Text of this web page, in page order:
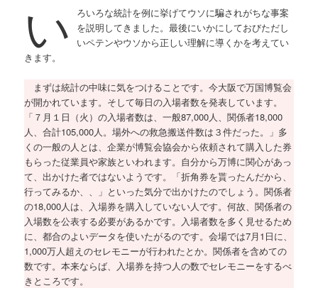
い
ろいろな統計を例に挙げてウソに騙されがちな事案
を説明してきました。最後にいかにしておびただし
いペテンやウソから正しい理解に導くかを考えてい
きます。
まずは統計の中味に気をつけることです。今大阪で万国博覧会
が開かれています。そして毎日の入場者数を発表しています。
「７月１日（火）の入場者数は、一般87,000人、関係者18,000
人、合計105,000人。場外への救急搬送件数は３件だった。」多
くの一般の人とは、企業が博覧会協会から依頼されて購入した券
もらった従業員や家族といわれます。自分から万博に関心があっ
て、出かけた者ではないようです。「折角券を貰ったんだから、
行ってみるか、、」といった気分で出かけたのでしょう。関係者
の18,000人は、入場券を購入していない人です。何故、関係者の
入場数を公表する必要があるかです。入場者数を多く見せるため
に、都合のよいデータを使いたがるのです。会場では7月1日に、
1,000万人超えのセレモニーが行われたとか。関係者を含めての
数です。本来ならば、入場券を持つ人の数でセレモニーをするべ
きところです。